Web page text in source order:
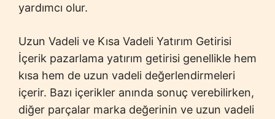
yardımcı olur.
Uzun Vadeli ve Kısa Vadeli Yatırım Getirisi
İçerik pazarlama yatırım getirisi genellikle hem
kısa hem de uzun vadeli değerlendirmeleri
içerir. Bazı içerikler anında sonuç verebilirken,
diğer parçalar marka değerinin ve uzun vadeli